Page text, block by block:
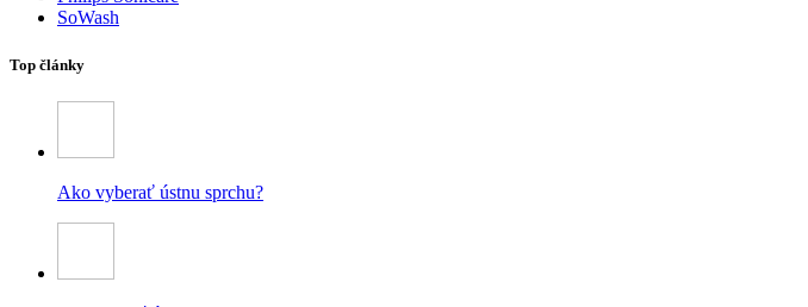
SoWash
Top články
Ako vyberať ústnu sprchu?